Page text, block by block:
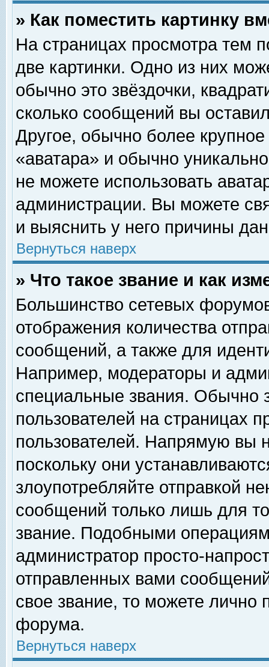
» Как поместить картинку
На страницах просмотра тем
две картинки. Одно из них
обычно это звёздочки,
сколько сообщений вы
Другое, обычно более
«аватара» и обычно
не можете использовать
администрации. Вы можете
и выяснить у него причины
Вернуться наверх
» Что такое звание и как
Большинство сетевых
отображения количества
сообщений, а также для
Например, модераторы и
специальные звания. Обычно
пользователей на страницах
пользователей. Напрямую вы
поскольку они
злоупотребляйте отправкой
сообщений только лишь для
звание. Подобными
администратор просто-
отправленных вами
свое звание, то можете лично
форума.
Вернуться наверх